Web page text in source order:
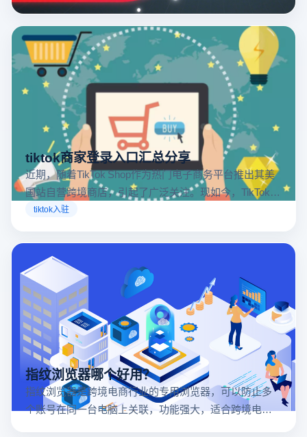
tiktok商家登录入口汇总分享
近期，随着TikTok Shop作为热门电子商务平台推出其美
国站自营跨境商店，引起了广泛关注。现如今，TikTok商
店已覆盖美国、英国及东南亚地区，因此了解官方网站
tiktok入驻
指纹浏览器哪个好用？
指纹浏览器是跨境电商行业的专用浏览器，可以防止多
个账号在同一台电脑上关联，功能强大，适合跨境电商